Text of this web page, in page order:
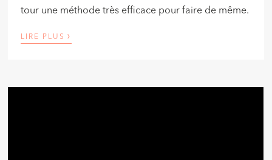
tour une méthode très efficace pour faire de même.
LIRE PLUS ›